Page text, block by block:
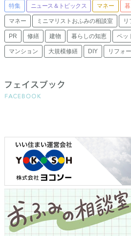
特集 ニュース＆トピックス マネー
マネー ミニマリストおふみの相談室
PR 修繕 建物 暮らしの知恵 ペッ
マンション 大規模修繕 DIY リフォ